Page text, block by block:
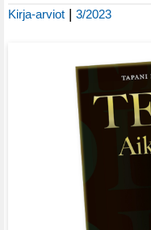
Kirja-arviot | 3/2023